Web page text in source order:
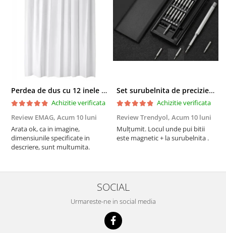
Perdea de dus cu 12 inele plastic incluse, 200x180 cm, alba
Achizitie verificata
Review EMAG, Acum 10 luni
Arata ok, ca in imagine,
dimensiunile specificate in
descriere, sunt multumita.
Set surubelnita de precizie cu 24 de capete, cutie glisanta
Achizitie verificata
Review Trendyol, Acum 10 luni
Mulțumit. Locul unde pui bitii
este magnetic + la surubelnita .
SOCIAL
Urmareste-ne in social media